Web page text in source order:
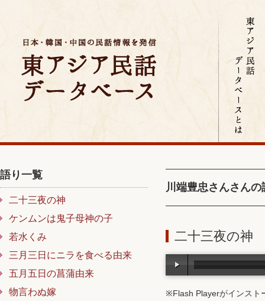
語り一覧
二十三夜の神
ケンムンは鬼子母神の子
若水くみ
三月三日にニラを食べる由来
五月五日の菖蒲由来
物言わぬ嫁
川端豊忠さんさんの
二十三夜の神
※Flash Playerがインスト